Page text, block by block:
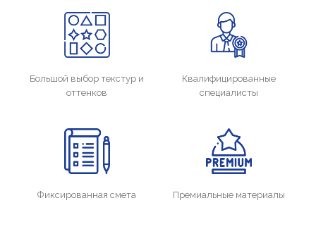
Большой выбор текстур и
оттенков
Квалифицированные
специалисты
Фиксированная смета Премиальные материалы